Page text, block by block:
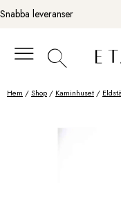
Fortsätt
till
Snabba leveranser
Hem /Shop / Kaminhuset /